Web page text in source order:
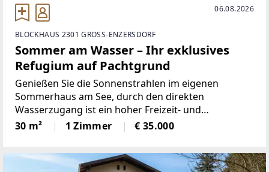
06.08.2026
BLOCKHAUS 2301 GROSS-ENZERSDORF
Sommer am Wasser – Ihr exklusives
Refugium auf Pachtgrund
Genießen Sie die Sonnenstrahlen im eigenen
Sommerhaus am See, durch den direkten
Wasserzugang ist ein hoher Freizeit- und
Erholungswert gegeben.Das Holzhäuschen mit
direktem Wasserzugang befindet sich auf einer
30 m² 1 Zimmer € 35.000